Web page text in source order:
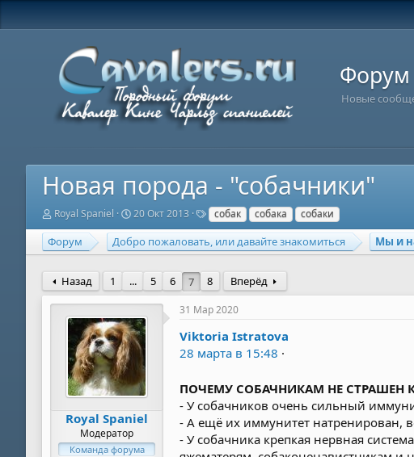
Форум
Новые
Новая порода - "собачники"
А
т
о
т
е
м
Royal Spaniel
Д
т
а
ч
а
л
а
20 Окт 2013
Т
е
г
и
собак собака собаки
Форум Добро пожаловать, или давайте знакомиться Мы и
Назад 1 ... 5 6 7 8 Вперёд
Royal Spaniel
Модератор
Команда форума
31 Мар 2020
Viktoria Istratova
28 марта в 15:48 ·
ПОЧЕМУ СОБАЧНИКАМ НЕ СТРАШЕН
- У собачников очень сильный
- А ещё их иммунитет натренирован,
- У собачника крепкая нервная